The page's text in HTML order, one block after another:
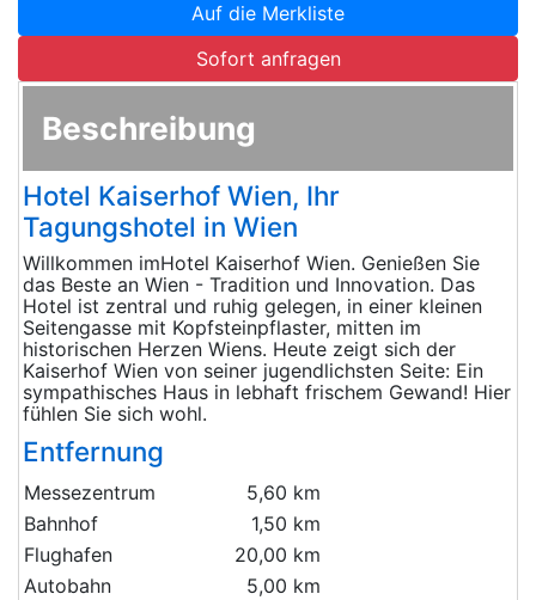
Auf die Merkliste
Sofort anfragen
Beschreibung
Hotel Kaiserhof Wien, Ihr
Tagungshotel in Wien
Willkommen imHotel Kaiserhof Wien. Genießen Sie
das Beste an Wien - Tradition und Innovation. Das
Hotel ist zentral und ruhig gelegen, in einer kleinen
Seitengasse mit Kopfsteinpflaster, mitten im
historischen Herzen Wiens. Heute zeigt sich der
Kaiserhof Wien von seiner jugendlichsten Seite: Ein
sympathisches Haus in lebhaft frischem Gewand! Hier
fühlen Sie sich wohl.
Entfernung
Messezentrum
5,60 km
Bahnhof
1,50 km
Flughafen
20,00 km
Autobahn
5,00 km